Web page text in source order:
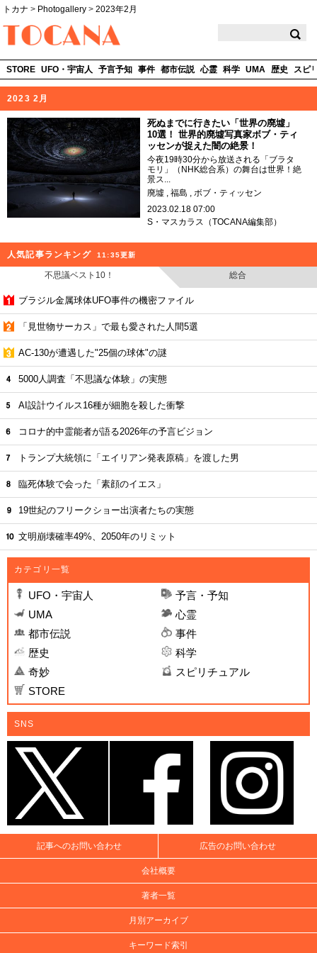
トカナ > Photogallery > 2023年2月
STORE UFO・宇宙人 予言予知 事件 都市伝説 心霊 科学 UMA 歴史 スピ
2023 2月
死ぬまでに行きたい「世界の廃墟」
10選！ 世界的廃墟写真家ボブ・ティ
ッセンが捉えた闇の絶景！
今夜19時30分から放送される「ブラタ
モリ」（NHK総合系）の舞台は世界！絶
景ス...
廃墟
福島
ボブ・ティッセン
2023.02.18 07:00
S・マスカラス（TOCANA編集部）
人気記事ランキング 11:35更新
不思議ベスト10！ 総合
ブラジル金属球体UFO事件の機密ファイル
「見世物サーカス」で最も愛された人間5選
AC-130が遭遇した"25個の球体"の謎
5000人調査「不思議な体験」の実態
AI設計ウイルス16種が細胞を殺した衝撃
コロナ的中霊能者が語る2026年の予言ビジョン
トランプ大統領に「エイリアン発表原稿」を渡した男
臨死体験で会った「素顔のイエス」
19世紀のフリークショー出演者たちの実態
文明崩壊確率49%、2050年のリミット
カテゴリ一覧
UFO・宇宙人
予言・予知
UMA
心霊
都市伝説
事件
歴史
科学
奇妙
スピリチュアル
STORE
SNS
記事へのお問い合わせ 広告のお問い合わせ
会社概要
著者一覧
月別アーカイブ
キーワード索引